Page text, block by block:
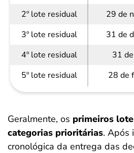
2º lote residual
29 de
3º lote residual
31 de
4º lote residual
31
5º lote residual
28 de
Geralmente, os primeiros
categorias prioritárias. Após
cronológica da entrega das